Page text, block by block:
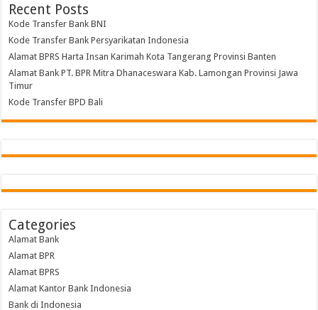
Recent Posts
Kode Transfer Bank BNI
Kode Transfer Bank Persyarikatan Indonesia
Alamat BPRS Harta Insan Karimah Kota Tangerang Provinsi Banten
Alamat Bank PT. BPR Mitra Dhanaceswara Kab. Lamongan Provinsi Jawa
Timur
Kode Transfer BPD Bali
Categories
Alamat Bank
Alamat BPR
Alamat BPRS
Alamat Kantor Bank Indonesia
Bank di Indonesia